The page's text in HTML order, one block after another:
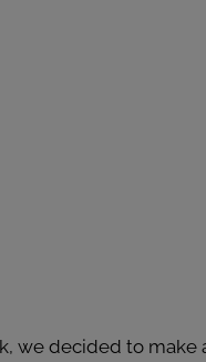
we decided to